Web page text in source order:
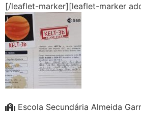
[/leaflet-marker][leaflet-marker
Escola Secundária Almeida